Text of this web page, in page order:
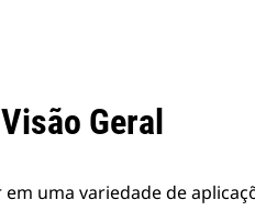
Visão Geral
uma variedade de